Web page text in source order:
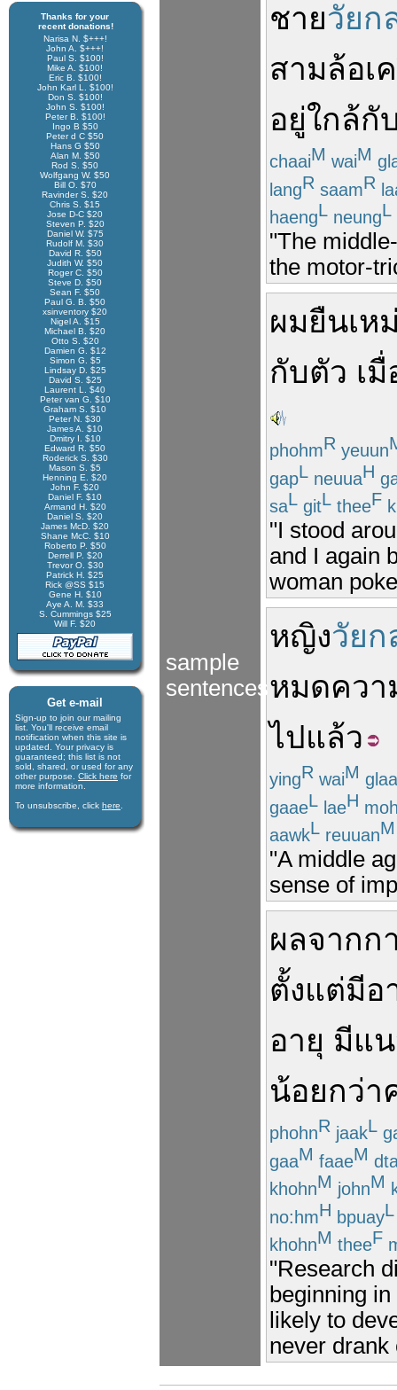
Thanks for your
recent donations!
Narisa N. $+++!
John A. $+++!
Paul S. $100!
Mike A. $100!
Eric B. $100!
John Karl L. $100!
Don S. $100!
John S. $100!
Peter B. $100!
Ingo B $50
Peter d C $50
Hans G $50
Alan M. $50
Rod S. $50
Wolfgang W. $50
Bill O. $70
Ravinder S. $20
Chris S. $15
Jose D-C $20
Steven P. $20
Daniel W. $75
Rudolf M. $30
David R. $50
Judith W. $50
Roger C. $50
Steve D. $50
Sean F. $50
Paul G. B. $50
xsinventory $20
Nigel A. $15
Michael B. $20
Otto S. $20
Damien G. $12
Simon G. $5
Lindsay D. $25
David S. $25
Laurent L. $40
Peter van G. $10
Graham S. $10
Peter N. $30
James A. $10
Dmitry I. $10
Edward R. $50
Roderick S. $30
Mason S. $5
Henning E. $20
John F. $20
Daniel F. $10
Armand H. $20
Daniel S. $20
James McD. $20
Shane McC. $10
Roberto P. $50
Derrell P. $20
Trevor O. $30
Patrick H. $25
Rick @SS $15
Gene H. $10
Aye A. M. $33
S. Cummings $25
Will F. $20
Get e-mail
Sign-up to join our mail­ing
list. You'll receive e­mail
notification when this site is
updated. Your privacy is
guaran­teed; this list is not
sold, shared, or used for any
other purpose. Click here for
more infor­mation.
To unsubscribe, click here
sample
sentences
ชายวัยก
สามล้อเ
อยู่ใกล้กั
chaaiM waiM
langR saamR
haengL neungL
"The
the motor-
ผมยืนเห
กับตัว เมื่
phohmR yeuun
gapL neuuaH
saL gitL theeF
"I stood
and I again
woman
หญิงวัยก
หมดคว
ไป แล้ว
yingR waiM
gaaeL laeH
aawkL reuuanM
"A middle
sense of
ผลจากก
ตั้งแต่มีอ
อายุ มีแ
น้อยกว่า
phohnR jaakL
gaaM faaeM
khohnM johnM
no:hmH bpuayL
khohnM theeF
"Research
beginning
likely to
never drank